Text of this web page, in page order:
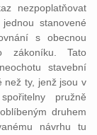
nezpoplatňovat
stanovené
s obecnou
zákoníku. Tato
stavební
než ty, jenž jsou v
pružně
druhem
návrhu tu